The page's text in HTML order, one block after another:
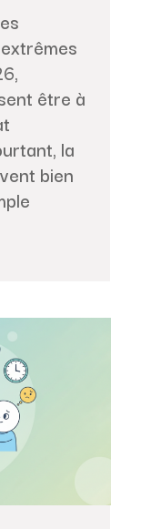
être à
la
bien